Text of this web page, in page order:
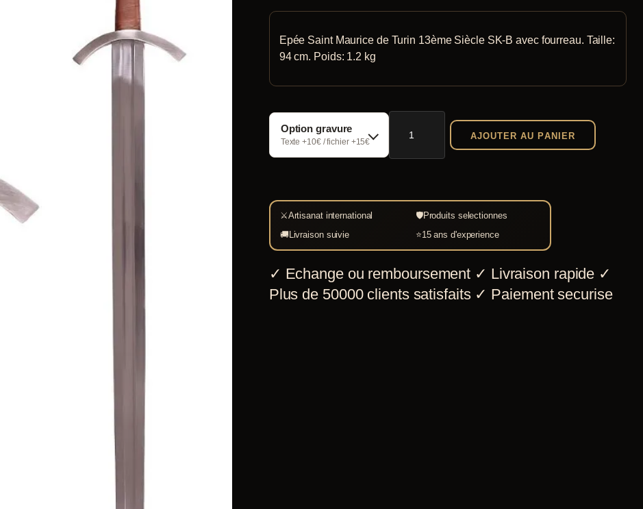
Epée Saint Maurice de Turin 13ème Siècle SK-B avec fourreau. Taille:
94 cm. Poids: 1.2 kg
Option gravure
Texte +10€ / fichier +15€
quantité
Epée
Maurice
13ème
Siècle
SK-
AJOUTER AU PANIER
⚔Artisanat international 🛡Produits selectionnes
🚚Livraison suivie ⭐15 ans d'experience
✓ Echange ou remboursement ✓ Livraison rapide ✓
Plus de 50000 clients satisfaits ✓ Paiement securise